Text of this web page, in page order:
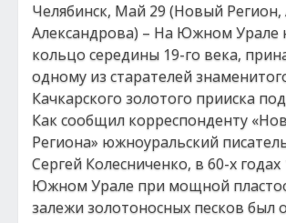
Челябинск, Май 29 (Новый Регион,
Александрова) – На Южном Урале
кольцо середины 19-го века,
одному из старателей
Качкарского золотого прииска
Как сообщил корреспонденту
Региона» южноуральский
Сергей Колесниченко, в 60-х годах
Южном Урале при мощной
залежи золотоносных песков был